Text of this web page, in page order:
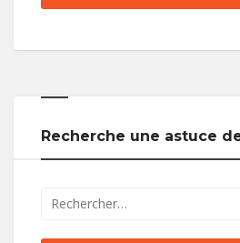
Recherche une astuce